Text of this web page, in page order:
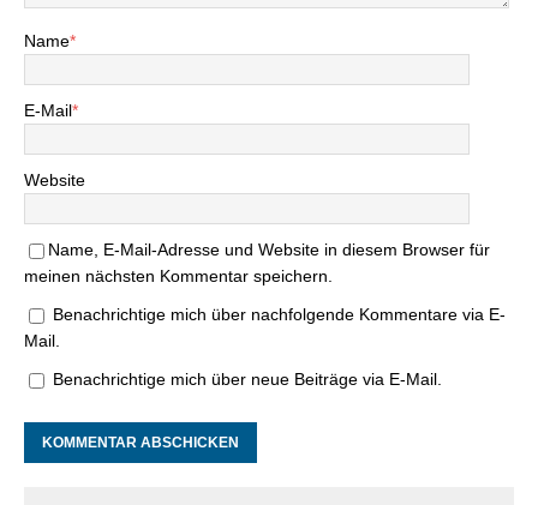
Name*
E-Mail*
Website
Name, E-Mail-Adresse und Website in diesem Browser für
meinen nächsten Kommentar speichern.
Benachrichtige mich über nachfolgende Kommentare via E-
Mail.
Benachrichtige mich über neue Beiträge via E-Mail.